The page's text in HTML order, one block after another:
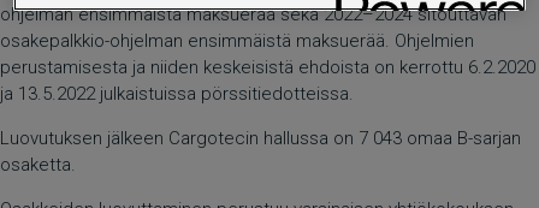
ohjelman ensimmäistä maksuerää sekä 2022–2024 sitouttavan
osakepalkkio-ohjelman ensimmäistä maksuerää. Ohjelmien
perustamisesta ja niiden keskeisistä ehdoista on kerrottu 6.2.2020
ja 13.5.2022 julkaistuissa pörssitiedotteissa.
Luovutuksen jälkeen Cargotecin hallussa on 7 043 omaa B-sarjan
osaketta.